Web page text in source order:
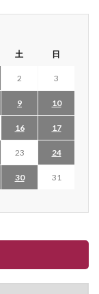
土 日
2 3
9 10
16 17
23 24
30
31